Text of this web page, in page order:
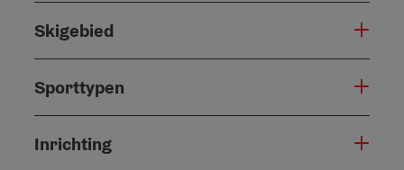
Skigebied
Sporttypen
Inrichting